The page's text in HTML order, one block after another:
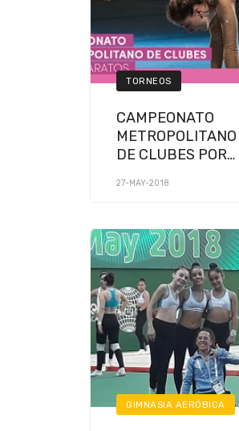
TORNEOS
CAMPEONATO
METROPOLITANO
DE CLUBES POR
JUNIO 2018)
27-MAY-2018
GIMNASIA AERÓBICA